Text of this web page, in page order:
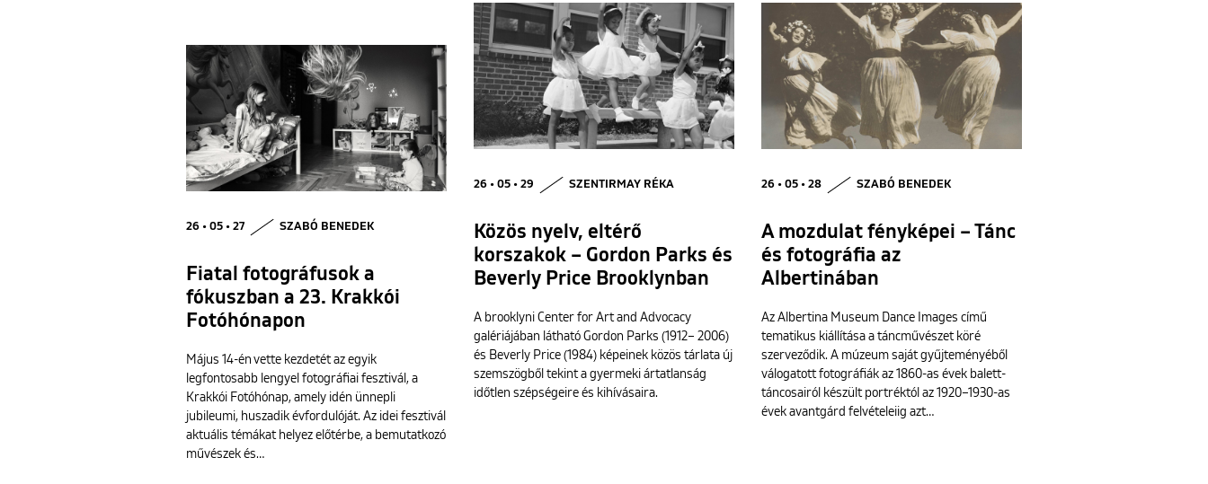
26 • 05 • 29 SZENTIRMAY RÉKA
Közös nyelv, eltérő
korszakok – Gordon Parks és
Beverly Price Brooklynban
A brooklyni Center for Art and Advocacy
galériájában látható Gordon Parks (1912– 2006)
és Beverly Price (1984) képeinek közös tárlata új
szemszögből tekint a gyermeki ártatlanság
időtlen szépségeire és kihívásaira.
26 • 05 • 28 SZABÓ BENEDEK
A mozdulat fényképei – Tánc
és fotográfia az
Albertinában
Az Albertina Museum Dance Images című
tematikus kiállítása a táncművészet köré
szerveződik. A múzeum saját gyűjteményéből
válogatott fotográfiák az 1860-as évek balett-
táncosairól készült portréktól az 1920–1930-as
évek avantgárd felvételeiig azt…
26 • 05 • 27 SZABÓ BENEDEK
Fiatal fotográfusok a
fókuszban a 23. Krakkói
Fotóhónapon
Május 14-én vette kezdetét az egyik
legfontosabb lengyel fotográfiai fesztivál, a
Krakkói Fotóhónap, amely idén ünnepli
jubileumi, huszadik évfordulóját. Az idei fesztivál
aktuális témákat helyez előtérbe, a bemutatkozó
művészek és…